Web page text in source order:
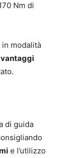
Nm di
modalità
vantaggi
di guida
e l’utilizzo